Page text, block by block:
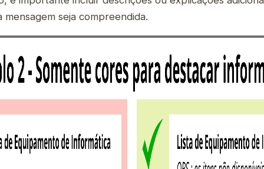
mensagem seja compreendida.